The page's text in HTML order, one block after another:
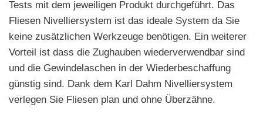
Tests mit dem jeweiligen Produkt durchgeführt. Das
Fliesen Nivelliersystem ist das ideale System da Sie
keine zusätzlichen Werkzeuge benötigen. Ein weiterer
Vorteil ist dass die Zughauben wiederverwendbar sind
und die Gewindelaschen in der Wiederbeschaffung
günstig sind. Dank dem Karl Dahm Nivelliersystem
verlegen Sie Fliesen plan und ohne Überzähne.